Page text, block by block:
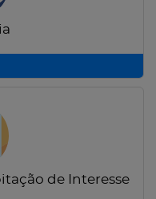
de Interesse